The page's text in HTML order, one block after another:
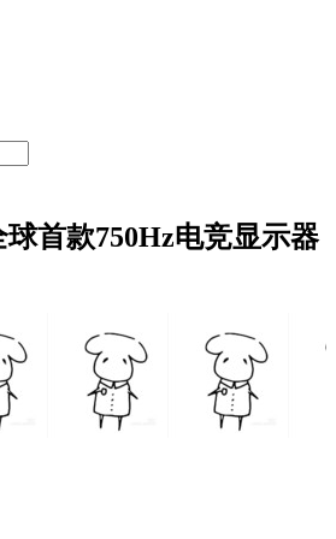
首款750Hz电竞显示器